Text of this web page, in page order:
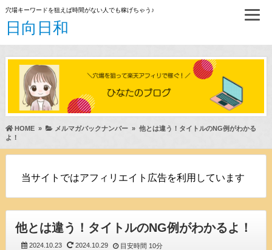
穴場キーワードを狙えば時間がない人でも稼げちゃう♪
日向日和
HOME» メルマガバックナンバー» 他とは違う！タイトルのNG例がわかる
よ！
当サイトではアフィリエイト広告を利用しています
他とは違う！タイトルのNG例がわかるよ！
2024.10.23 2024.10.29 目安時間 10分